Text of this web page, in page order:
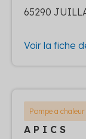
65290
Voir la fiche
Pompe a
A P I C S